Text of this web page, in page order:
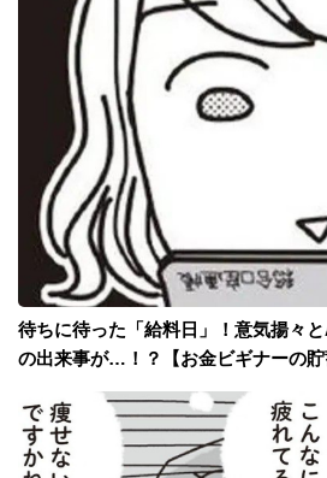
待ちに待った「給料日」！意気揚々
の出来事が…！？【お金ビギナーの貯